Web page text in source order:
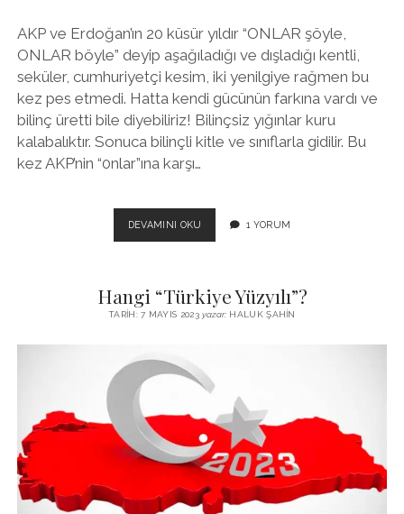
AKP ve Erdoğan’ın 20 küsür yıldır “ONLAR şöyle,
ONLAR böyle” deyip aşağıladığı ve dışladığı kentli,
seküler, cumhuriyetçi kesim, iki yenilgiye rağmen bu
kez pes etmedi. Hatta kendi gücünün farkına vardı ve
bilinç üretti bile diyebiliriz! Bilinçsiz yığınlar kuru
kalabalıktır. Sonuca bilinçli kitle ve sınıflarla gidilir. Bu
kez AKP’nin “0nlar”ına karşı…
DEVAMINI OKU SEÇIM
SONUÇLARINA
VE
“BIZ”
1 YORUM
Hangi “Türkiye Yüzyılı”?
TARIH: 7 MAYIS 2023yazar: HALUK ŞAHIN